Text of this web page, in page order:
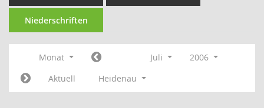
Niederschriften
Monat Juli
2006
Aktuell
Heidenau